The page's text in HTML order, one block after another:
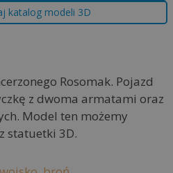
katalog modeli 3D
Rosomak. Pojazd
z dwoma armatami oraz
Model ten możemy
statuetki 3D.